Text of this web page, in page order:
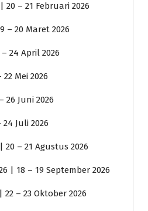
20 – 21 Februari 2026
– 20 Maret 2026
24 April 2026
Mei 2026
26 Juni 2026
24 Juli 2026
20 – 21 Agustus 2026
| 18 – 19 September 2026
– 23 Oktober 2026